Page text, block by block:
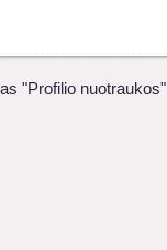
"Profilio nuotraukos"